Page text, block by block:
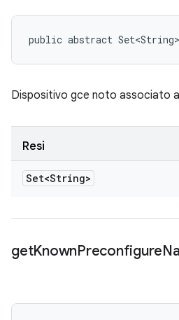
public abstract Set<String>
Dispositivo gce noto associato
Resi
Set<String>
getKnownPreconfigure